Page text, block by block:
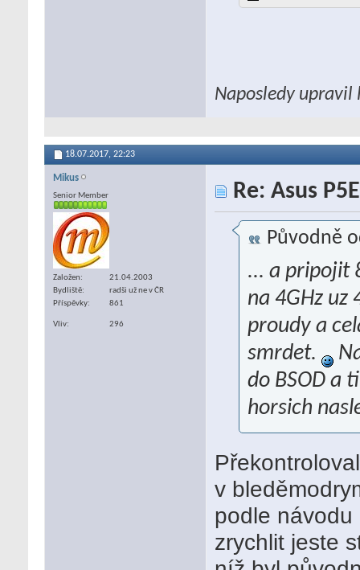
Naposledy upravil
18.07.2017, 22:23
Mikus
Senior Member
Založen
21.04.2003
Bydliště
radši už ne v ČR
Příspěvky
861
Vliv 296
Re: Asus
Původně
... a pripojit
na 4GHz uz
proudy a
smrdet.
do BSOD a
horsich
v
podle návodu
zrychlit jeste